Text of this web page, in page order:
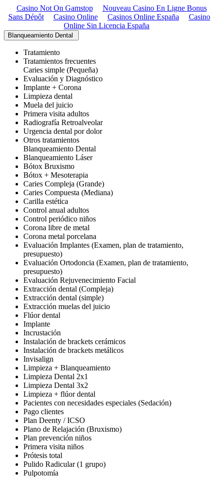
Casino Not On Gamstop
Nouveau Casino En Ligne Bonus
Sans Dépôt
Casino Online Casinos Online España
Casino
Online Sin Licencia España
Blanqueamiento Dental
Tratamiento
Tratamientos frecuentes
Caries simple (Pequeña)
Evaluación y Diagnóstico
Implante + Corona
Limpieza dental
Muela del juicio
Primera visita adultos
Radiografía Retroalveolar
Urgencia dental por dolor
Otros tratamientos
Blanqueamiento Dental
Blanqueamiento Láser
Bótox Bruxismo
Bótox + Mesoterapia
Caries Compleja (Grande)
Caries Compuesta (Mediana)
Carilla estética
Control anual adultos
Control periódico niños
Corona libre de metal
Corona metal porcelana
Evaluación Implantes (Examen, plan de tratamiento,
presupuesto)
Evaluación Ortodoncia (Examen, plan de tratamiento,
presupuesto)
Evaluación Rejuvenecimiento Facial
Extracción dental (Compleja)
Extracción dental (simple)
Extracción muelas del juicio
Flúor dental
Implante
Incrustación
Instalación de brackets cerámicos
Instalación de brackets metálicos
Invisalign
Limpieza + Blanqueamiento
Limpieza Dental 2x1
Limpieza Dental 3x2
Limpieza + flúor dental
Pacientes con necesidades especiales (Sedación)
Pago clientes
Plan Deenty / ICSO
Plano de Relajación (Bruxismo)
Plan prevención niños
Primera visita niños
Prótesis total
Pulido Radicular (1 grupo)
Pulpotomía